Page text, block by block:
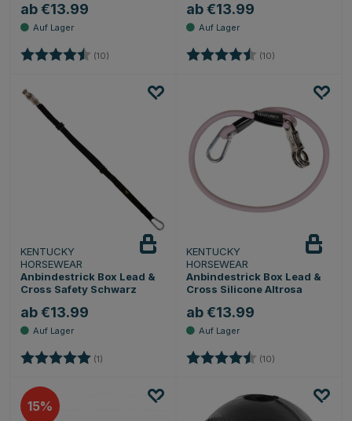
ab €13.99
Bewertung: (10) 4.9 von 5 Sternen
ab €13.99
Bewertung: (10)
KENTUCKY
HORSEWEAR
Anbindestrick Box Lead &
Cross Safety Schwarz
ab €13.99
Bewertung: (1)
KENTUCKY
HORSEWEAR
Anbindestrick Box Lead &
Cross Silicone Altrosa
ab €13.99
Bewertung: (10)
15